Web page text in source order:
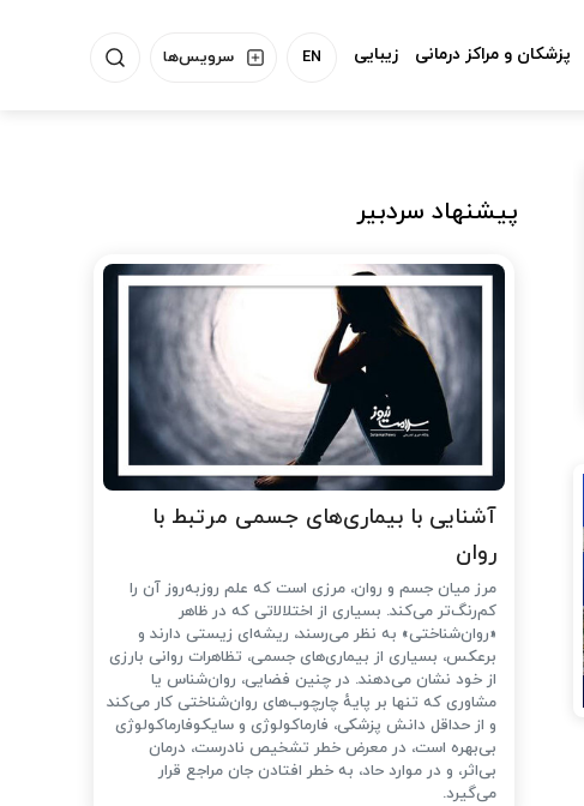
سرویس‌ها EN پزشکان و مراکز درمانی زیبایی
پیشنهاد سردبیر
آشنایی با بیماری‌های جسمی مرتبط با
روان
مرز میان جسم و روان، مرزی است که علم روزبه‌روز آن را
کم‌رنگ‌تر می‌کند. بسیاری از اختلالاتی که در ظاهر
«روان‌شناختی» به نظر می‌رسند، ریشه‌ای زیستی دارند و
برعکس، بسیاری از بیماری‌های جسمی، تظاهرات روانی بارزی
از خود نشان می‌دهند. در چنین فضایی، روان‌شناس یا
مشاوری که تنها بر پایهٔ چارچوب‌های روان‌شناختی کار می‌کند
و از حداقل دانش پزشکی، فارماکولوژی و سایکوفارماکولوژی
بی‌بهره است، در معرض خطر تشخیص نادرست، درمان
بی‌اثر، و در موارد حاد، به خطر افتادن جان مراجع قرار
می‌گیرد.